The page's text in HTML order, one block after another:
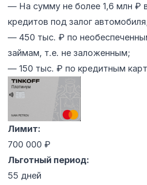
— На сумму не более 1,6 млн ₽
кредитов под залог
— 450 тыс. ₽ по
займам, т.е. не заложенным;
— 150 тыс. ₽ по кредитным
Лимит:
700 000 ₽
Льготный период:
55 дней